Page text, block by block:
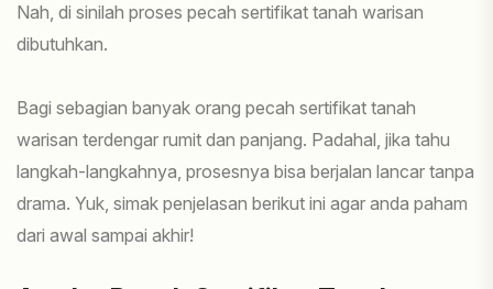
Nah, di sinilah proses pecah sertifikat tanah warisan
dibutuhkan.
Bagi sebagian banyak orang pecah sertifikat tanah
warisan terdengar rumit dan panjang. Padahal, jika tahu
langkah-langkahnya, prosesnya bisa berjalan lancar tanpa
drama. Yuk, simak penjelasan berikut ini agar anda paham
dari awal sampai akhir!